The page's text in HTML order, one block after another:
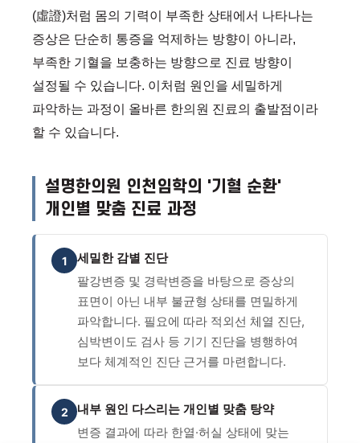
(虛證)처럼 몸의 기력이 부족한 상태에서 나타나는
증상은 단순히 통증을 억제하는 방향이 아니라,
부족한 기혈을 보충하는 방향으로 진료 방향이
설정될 수 있습니다. 이처럼 원인을 세밀하게
파악하는 과정이 올바른 한의원 진료의 출발점이라
할 수 있습니다.
설명한의원 인천임학의 '기혈 순환'
개인별 맞춤 진료 과정
1
세밀한 감별 진단
팔강변증 및 경락변증을 바탕으로 증상의
표면이 아닌 내부 불균형 상태를 면밀하게
파악합니다. 필요에 따라 적외선 체열 진단,
심박변이도 검사 등 기기 진단을 병행하여
보다 체계적인 진단 근거를 마련합니다.
2
내부 원인 다스리는 개인별 맞춤 탕약
변증 결과에 따라 한열·허실 상태에 맞는